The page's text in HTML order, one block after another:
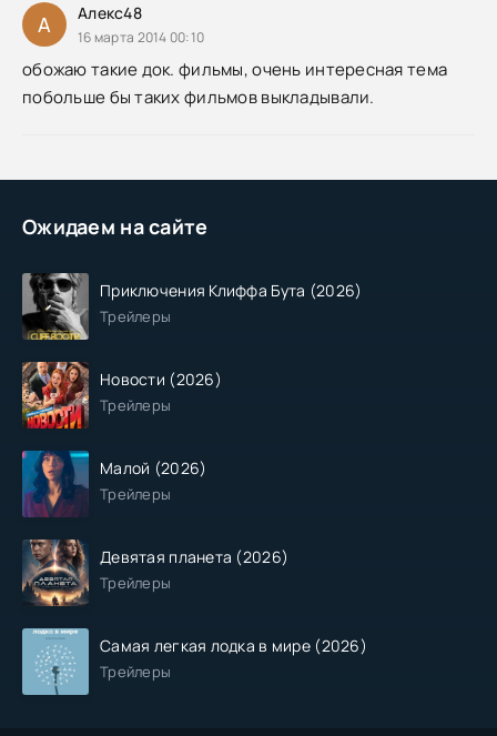
Ожидаем на сайте
Приключения Клиффа Бута (2026)
Трейлеры
Новости (2026)
Трейлеры
Малой (2026)
Трейлеры
Девятая планета (2026)
Трейлеры
Самая легкая лодка в мире (2026)
Трейлеры
А Алекс48
16 марта 2014 00:10
обожаю такие док. фильмы, очень интересная тема
побольше бы таких фильмов выкладывали.